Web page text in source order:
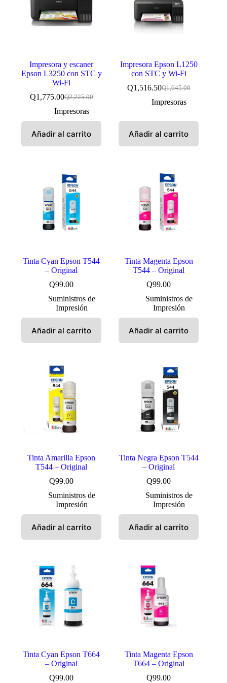
Impresora y escaner
Epson L3250 con STC y
Wi-Fi
Q2,225.00
El
precio
original
Q2,225.00.
Q1,775.00El
precio
actual
Q1,775.00.
Impresoras
Añadir al carrito
Impresora Epson L1250
con STC y Wi-Fi
Q1,645.00
El
precio
era:
Q1,516.50El
precio
es:
Impresoras
Añadir al carrito
Tinta Cyan Epson T544
– Original
Q99.00
Suministros de
Impresión
Añadir al carrito
Tinta Magenta Epson
T544 – Original
Q99.00
Suministros de
Impresión
Añadir al carrito
Tinta Amarilla Epson
T544 – Original
Q99.00
Suministros de
Impresión
Añadir al carrito
Tinta Negra Epson T544
– Original
Q99.00
Suministros de
Impresión
Añadir al carrito
Tinta Cyan Epson T664
– Original
Q99.00
Tinta Magenta Epson
T664 – Original
Q99.00